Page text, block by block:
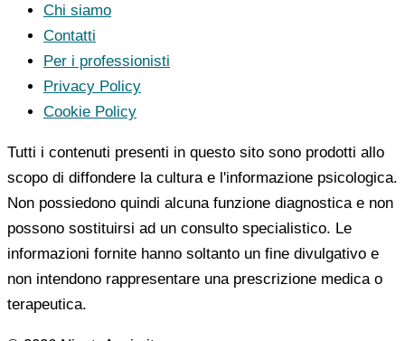
Chi siamo
Contatti
Per i professionisti
Privacy Policy
Cookie Policy
Tutti i contenuti presenti in questo sito sono prodotti allo
scopo di diffondere la cultura e l'informazione psicologica.
Non possiedono quindi alcuna funzione diagnostica e non
possono sostituirsi ad un consulto specialistico. Le
informazioni fornite hanno soltanto un fine divulgativo e
non intendono rappresentare una prescrizione medica o
terapeutica.